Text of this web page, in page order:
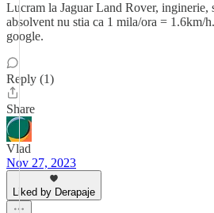
Lucram la Jaguar Land Rover, inginerie,
absolvent nu stia ca 1 mila/ora = 1.6km/
google.
Reply (1)
Share
Vlad
Nov 27, 2023
Liked by Derapaje